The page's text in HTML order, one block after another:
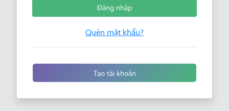
Đăng nhập
Quên mật khẩu?
Tạo tài khoản